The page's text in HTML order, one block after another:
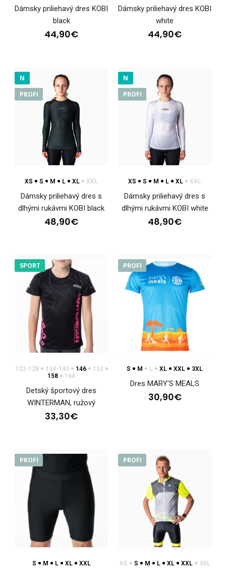
Dámsky dres WINTERMAN
Dámsky dres WINTERMAN Dámsky dres WINTERMAN je
určený na beh a iné športové aktivity v teplejších po..
Dámsky priliehavý dres KOBI black
Dámsky priliehavý dres KOBI
black
44,90€
Dámsky priliehavý dres KOBI
white
44,90€
N
PROFI
XS S M L XL XXL
Dámsky priliehavý dres s
dlhými rukávmi KOBI black
48,90€
N
PROFI
XS S M L XL XXL
Dámsky priliehavý dres s
dlhými rukávmi KOBI white
48,90€
SPORT
122-128 134-140 146
152
158
164
Detský športový dres
WINTERMAN, ružový
33,30€
PROFI
S M L XL XXL 3XL
Dres MARY'S MEALS
30,90€
PROFI
S M L XL XXL
PROFI
XS S M L XL XXL 3XL